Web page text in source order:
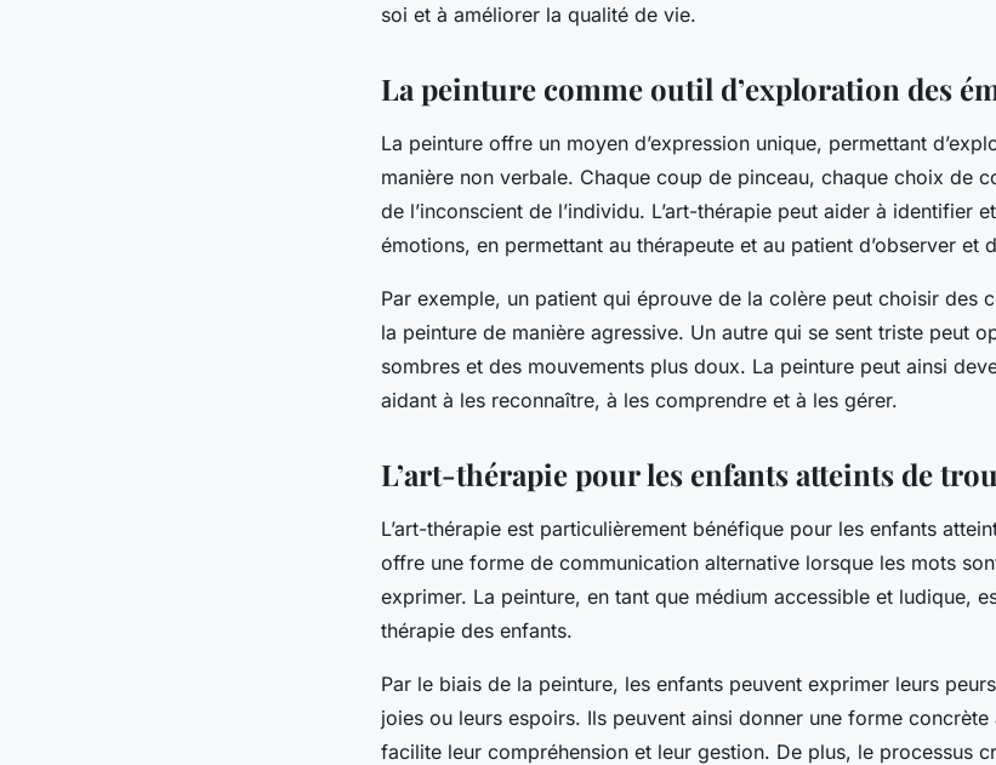
soi et à améliorer la qualité de vie.
La peinture comme outil d’exploration des
La peinture offre un moyen d’expression unique, permettant
manière non verbale. Chaque coup de pinceau, chaque choix de
de l’inconscient de l’individu. L’art-thérapie peut aider à identifier
émotions, en permettant au thérapeute et au patient d’observer et
Par exemple, un patient qui éprouve de la colère peut choisir des
la peinture de manière agressive. Un autre qui se sent triste peut
sombres et des mouvements plus doux. La peinture peut ainsi
aidant à les reconnaître, à les comprendre et à les gérer.
L’art-thérapie pour les enfants atteints de
L’art-thérapie est particulièrement bénéfique pour les enfants
offre une forme de communication alternative lorsque les mots
exprimer. La peinture, en tant que médium accessible et ludique,
thérapie des enfants.
Par le biais de la peinture, les enfants peuvent exprimer leurs
joies ou leurs espoirs. Ils peuvent ainsi donner une forme
facilite leur compréhension et leur gestion. De plus, le processus